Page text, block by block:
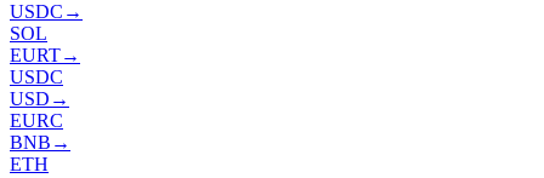
USDC →
SOL
EURT→
USDC
USD →
EURC
BNB →
ETH